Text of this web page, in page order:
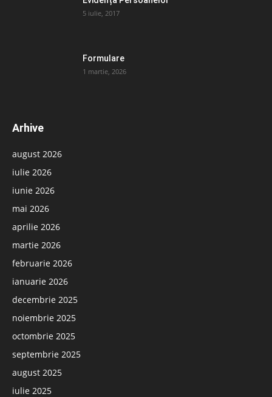
5 iulie, 2017
Formulare
1 martie, 2026
Arhive
august 2026
iulie 2026
iunie 2026
mai 2026
aprilie 2026
martie 2026
februarie 2026
ianuarie 2026
decembrie 2025
noiembrie 2025
octombrie 2025
septembrie 2025
august 2025
iulie 2025